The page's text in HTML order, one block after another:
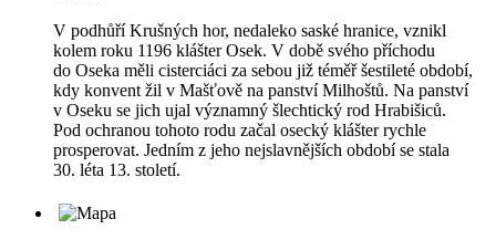
V podhůří Krušných hor, nedaleko saské hranice, vznikl
kolem roku 1196 klášter Osek. V době svého příchodu
do Oseka měli cisterciáci za sebou již téměř šestileté období,
kdy konvent žil v Mašťově na panství Milhoštů. Na panství
v Oseku se jich ujal významný šlechtický rod Hrabišiců.
Pod ochranou tohoto rodu začal osecký klášter rychle
prosperovat. Jedním z jeho nejslavnějších období se stala
30. léta 13. století.